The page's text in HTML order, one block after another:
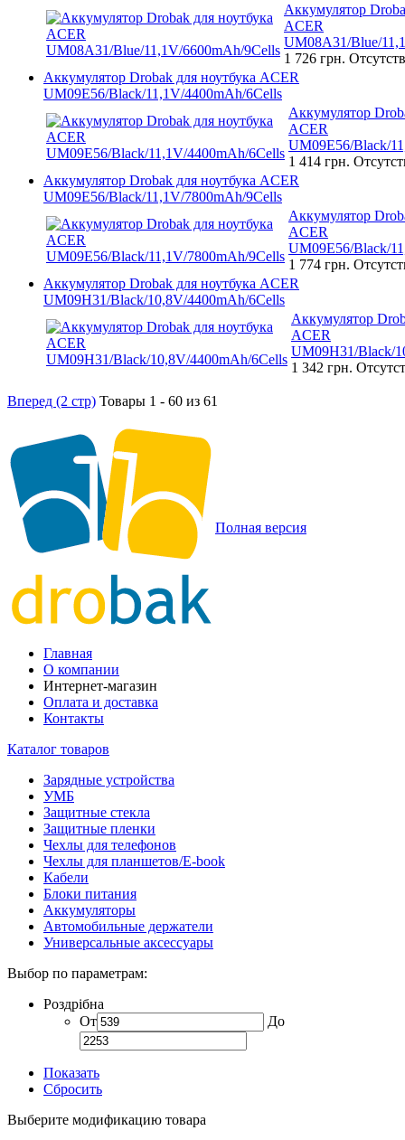
Аккумулятор
ACER
UM08A31/Blue/
1 726 грн.
Аккумулятор Drobak для ноутбука ACER
UM09E56/Black/11,1V/4400mAh/6Cells
Аккумулятор
ACER
UM09E56/Black/
1 414 грн.
Аккумулятор Drobak для ноутбука ACER
UM09E56/Black/11,1V/7800mAh/9Cells
Аккумулятор
ACER
UM09E56/Black/
1 774 грн.
Аккумулятор Drobak для ноутбука ACER
UM09H31/Black/10,8V/4400mAh/6Cells
Аккумулятор
ACER
UM09H31/Black/
1 342 грн.
Вперед (2 стр) Товары 1 - 60 из 61
Полная версия
Главная
О компании
Интернет-магазин
Оплата и доставка
Контакты
Каталог товаров
Зарядные устройства
УМБ
Защитные стекла
Защитные пленки
Чехлы для телефонов
Чехлы для планшетов/E-book
Кабели
Блоки питания
Аккумуляторы
Автомобильные держатели
Универсальные аксессуары
Выбор по параметрам:
Роздрібна
От
До
Показать
Сбросить
Выберите модификацию товара